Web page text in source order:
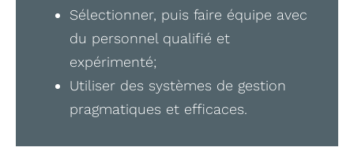
Sélectionner, puis faire équipe avec
du personnel qualifié et
expérimenté;
Utiliser des systèmes de gestion
pragmatiques et efficaces.